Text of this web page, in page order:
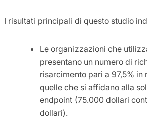
I risultati principali di questo studio
Le organizzazioni che
presentano un numero di
risarcimento pari a 97,5% in
quelle che si affidano alla
endpoint (75.000 dollari
dollari).